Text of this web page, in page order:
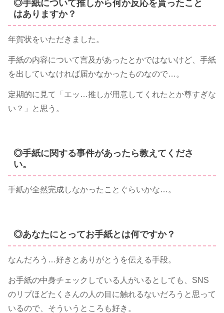
◎手紙について推しから何か反応を貰ったこと
はありますか？
年賀状をいただきました。
手紙の内容について言及があったとかではないけど、手紙
を出していなければ届かなかったものなので…。
定期的に見て「エッ…推しが用意してくれたとか尊すぎな
い？」と思う。
◎手紙に関する事件があったら教えてくださ
い。
手紙が全然完成しなかったことぐらいかな…。
◎あなたにとってお手紙とは何ですか？
なんだろう…好きとありがとうを伝える手段。
お手紙の中身チェックしている人がいるとしても、SNS
のリプほどたくさんの人の目に触れるないだろうと思って
いるので、そういうところも好き。